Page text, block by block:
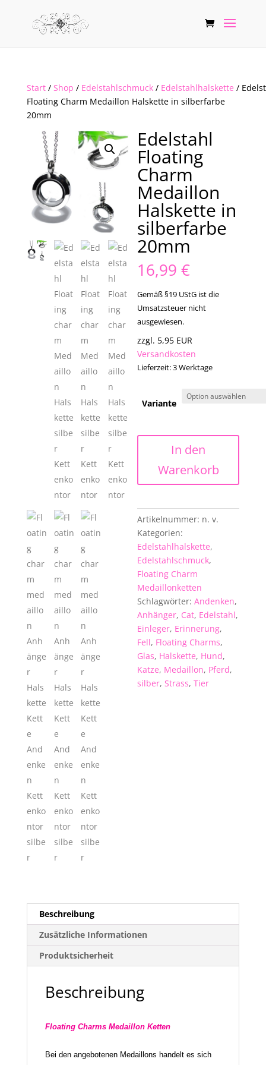
Start/ Shop / Edelstahlschmuck/ Edelstahlhalskette /
Floating Charm Medaillon Halskette in silberfarbe
20mm
Edelstahl
Floating
Charm
Medaillon
Halskette in
silberfarbe
20mm
16,99€
Gemäß §19 UStG ist die
Umsatzsteuer nicht
ausgewiesen.
zzgl. 5,95 EUR
Versandkosten
Lieferzeit:3 Werktage
Variante
Charm
Medaillon
in
silberfarbe
20mm
Menge
In den
Warenkorb
Artikelnummer: n. v.
Kategorien:
Edelstahlhalskette,
Edelstahlschmuck,
Floating Charm
Medaillonketten
Schlagwörter:Andenken,
Anhänger, Cat, Edelstahl,
Einleger, Erinnerung,
Fell, Floating Charms,
Glas, Halskette, Hund,
Katze, Medaillon, Pferd,
silber,Strass,Tier
Beschreibung
Zusätzliche Informationen
Produktsicherheit
Beschreibung
Floating Charms Medaillon Ketten
Bei den angebotenen Medaillons handelt es sich